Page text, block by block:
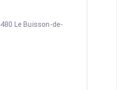
Le Buisson-de-